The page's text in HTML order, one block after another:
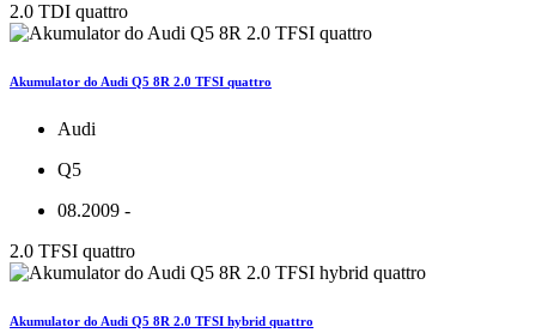
2.0 TDI quattro
Akumulator do Audi Q5 8R 2.0 TFSI quattro
Audi
Q5
08.2009 -
2.0 TFSI quattro
Akumulator do Audi Q5 8R 2.0 TFSI hybrid quattro